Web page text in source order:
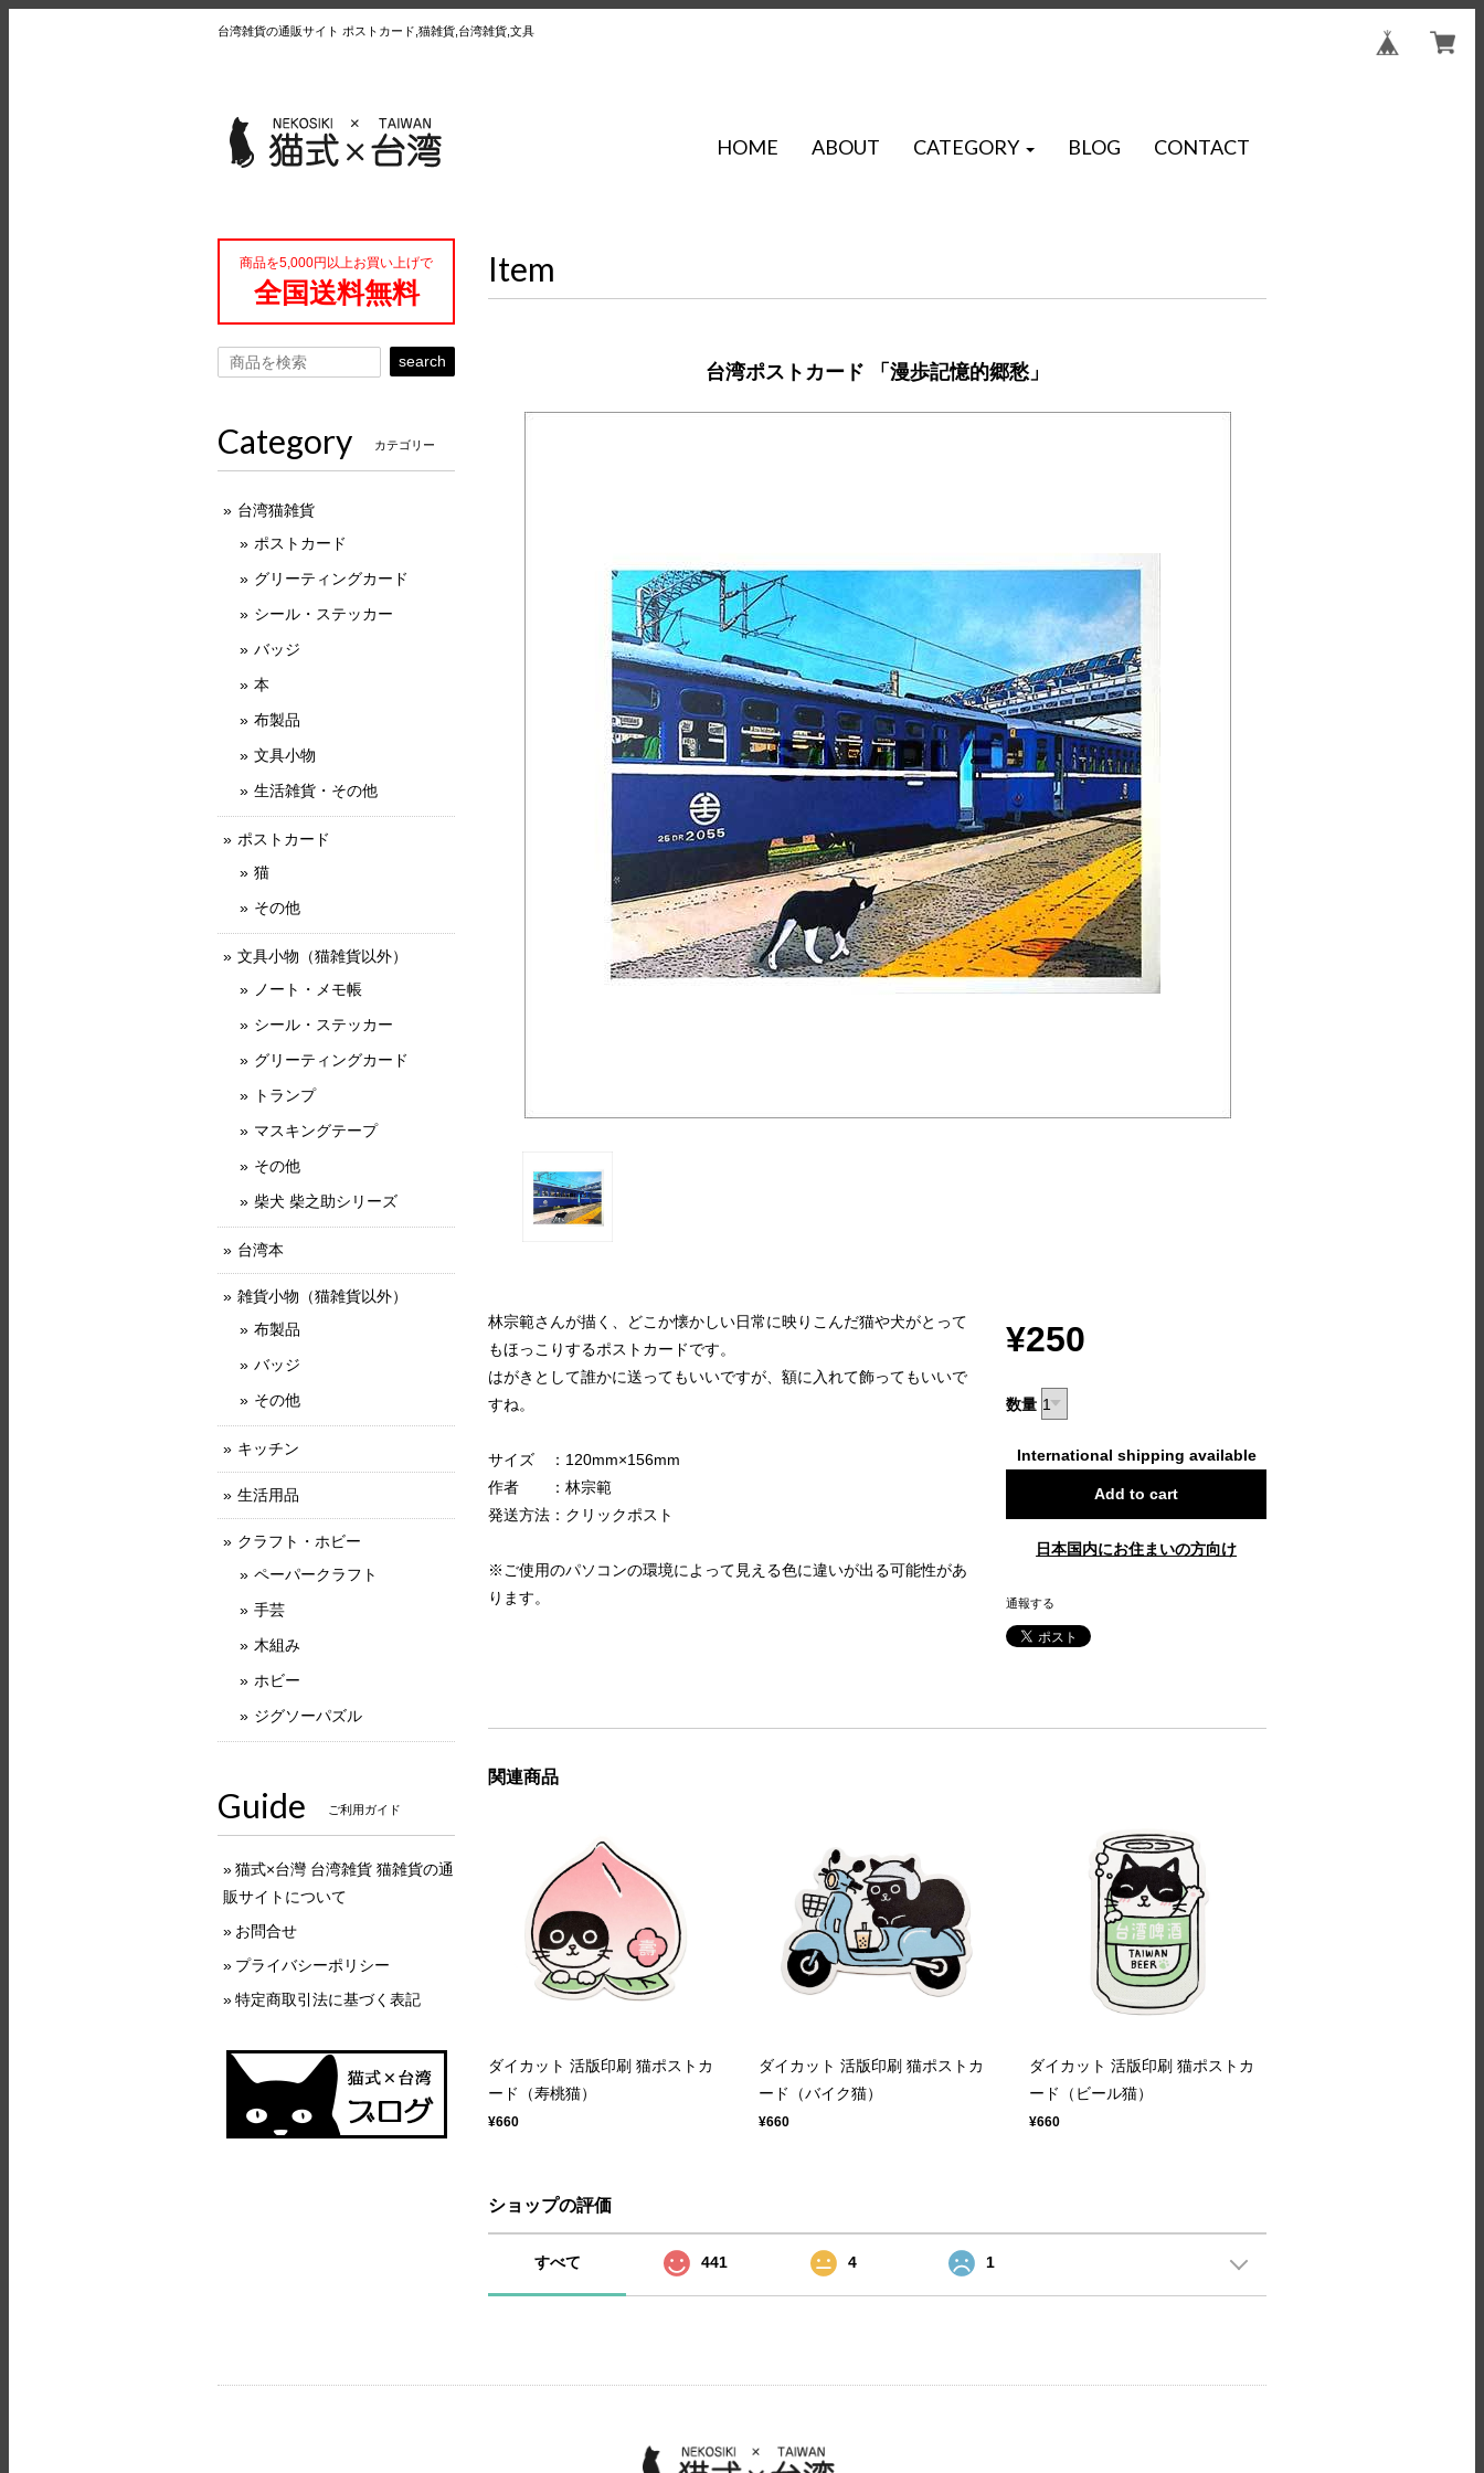
台湾雑貨の通販サイト ポストカード,猫雑貨,台湾雑貨,文具
HOME ABOUT CATEGORY BLOG CONTACT
Item
台湾ポストカード 「漫歩記憶的郷愁」
林宗範さんが描く、どこか懐かしい日常に映りこんだ猫や犬がとって
もほっこりするポストカードです。
はがきとして誰かに送ってもいいですが、額に入れて飾ってもいいで
すね。
サイズ ：120mm×156mm
作者 ：林宗範
発送方法：クリックポスト
※ご使用のパソコンの環境によって見える色に違いが出る可能性があ
ります。
¥250
数量
International shipping available
Add to cart
日本国内にお住まいの方向け
通報する
関連商品
ダイカット 活版印刷 猫ポストカ
ード（寿桃猫）
¥660
ダイカット 活版印刷 猫ポストカ
ード（バイク猫）
¥660
ダイカット 活版印刷 猫ポストカ
ード（ビール猫）
¥660
ショップの評価
すべて 441 4 1
商品を5,000円以上お買い上げで
全国送料無料
search
Category カテゴリー
台湾猫雑貨
ポストカード
グリーティングカード
シール・ステッカー
バッジ
本
布製品
文具小物
生活雑貨・その他
ポストカード
猫
その他
文具小物（猫雑貨以外）
ノート・メモ帳
シール・ステッカー
グリーティングカード
トランプ
マスキングテープ
その他
柴犬 柴之助シリーズ
台湾本
雑貨小物（猫雑貨以外）
布製品
バッジ
その他
キッチン
生活用品
クラフト・ホビー
ペーパークラフト
手芸
木組み
ホビー
ジグソーパズル
Guide ご利用ガイド
猫式×台灣 台湾雑貨 猫雑貨の通
販サイトについて
お問合せ
プライバシーポリシー
特定商取引法に基づく表記